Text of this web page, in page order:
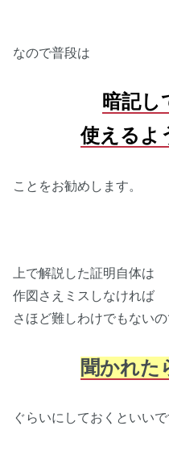
なので普段は
暗記し
使えるよ
ことをお勧めします。
上で解説した証明自体は
作図さえミスしなければ
さほど難しわけでもない
聞かれた
ぐらいにしておくといいで